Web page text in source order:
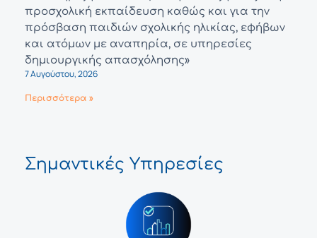
προσχολική εκπαίδευση καθώς και για την
πρόσβαση παιδιών σχολικής ηλικίας, εφήβων
και ατόμων με αναπηρία, σε υπηρεσίες
δημιουργικής απασχόλησης»
7 Αυγούστου, 2026
Περισσότερα »
Σημαντικές Υπηρεσίες